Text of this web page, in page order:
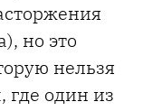
но это
нельзя
где один из